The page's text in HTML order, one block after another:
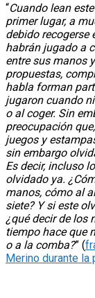
“Cuando lean
primer lugar, a
debido recogerse
habrán jugado a
entre sus manos
propuestas,
habla forman
jugaron cuando
o al coger. Sin
preocupación
juegos y
sin embargo
Es decir, incluso
olvidado ya.
manos, cómo al
siete? Y si este
¿qué decir de los
tiempo hace que
o a la comba?” (
Merino durante